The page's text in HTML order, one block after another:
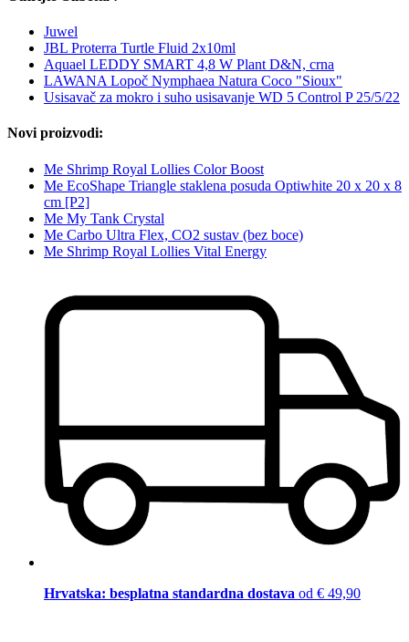
Juwel
JBL Proterra Turtle Fluid 2x10ml
Aquael LEDDY SMART 4,8 W Plant D&N, crna
LAWANA Lopoč Nymphaea Natura Coco "Sioux"
Usisavač za mokro i suho usisavanje WD 5 Control P 25/5/22
Novi proizvodi:
Me Shrimp Royal Lollies Color Boost
Me EcoShape Triangle staklena posuda Optiwhite 20 x 20 x 8
cm [P2]
Me My Tank Crystal
Me Carbo Ultra Flex, CO2 sustav (bez boce)
Me Shrimp Royal Lollies Vital Energy
Hrvatska: besplatna standardna dostava od € 49,90